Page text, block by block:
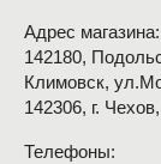
Адрес магазина:
142180,
Климовск,
142306, г.
Телефоны: